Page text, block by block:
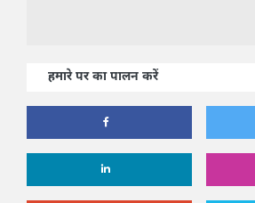
हमारे पर का पालन करें